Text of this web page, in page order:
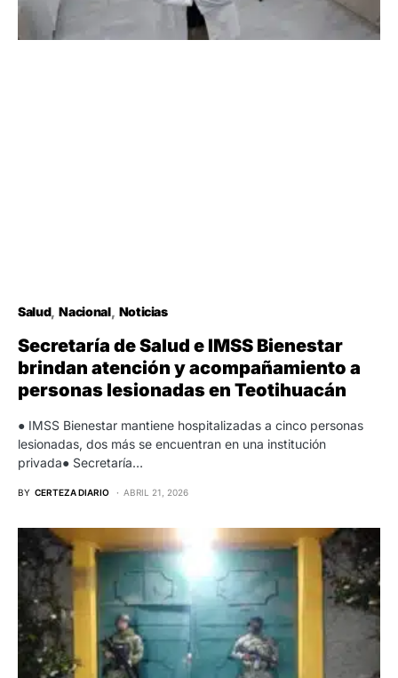
Salud Nacional Noticias
Secretaría de Salud e IMSS Bienestar
brindan atención y acompañamiento a
personas lesionadas en Teotihuacán
● IMSS Bienestar mantiene hospitalizadas a cinco personas
lesionadas, dos más se encuentran en una institución
privada● Secretaría…
BY CERTEZA DIARIO ABRIL 21, 2026